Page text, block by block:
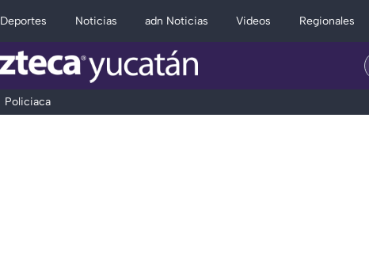
Deportes Noticias adn Noticias Videos Regionales
Policiaca